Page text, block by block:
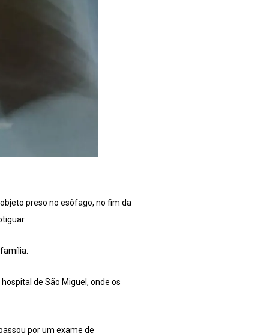
preso no esôfago, no fim da
de São Miguel, onde os
por um exame de